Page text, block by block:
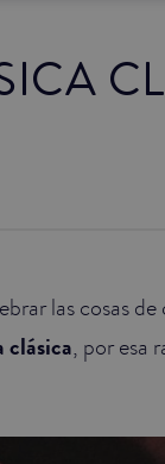
las cosas
clásica, por esa